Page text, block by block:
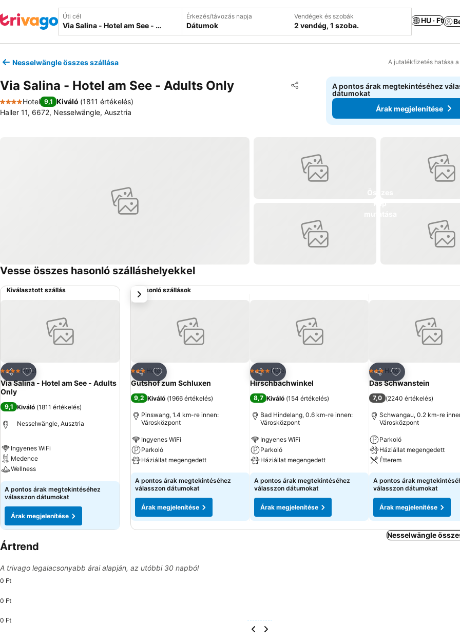
Úti cél Érkezés/távozás napja
Dátumok
Vendégek és szobák
2 vendég, 1 szoba.
HU · Ft
Nesselwängle összes szállása A jutalékfizetés hatása
Via Salina - Hotel am See - Adults Only Megosztás
Hozzáadás a kedvencekhez
4 Kategória
Hotel 9,1 Kiváló (1811 értékelés)
Haller 11, 6672, Nesselwängle, Ausztria
A pontos árak megtekintéséhez
dátumokat
Árak megjelenítése
Vesse összes hasonló szálláshelyekkel
Kiválasztott szállás
Megosztás
Hozzáadás a kedvencekhez
4 Kategória
Hotel
Via Salina - Hotel am See - Adults
Only
9,1 Kiváló (1811 értékelés)
Nesselwängle, Ausztria
Ingyenes WiFi
Medence
Wellness
A pontos árak megtekintéséhez
válasszon dátumokat
Árak megjelenítése
Hasonló szállások
Megosztás
Hozzáadás a kedvencekhez
3 Kategória
Hotel
Gutshof zum Schluxen
9,2 Kiváló (1966 értékelés)
Pinswang, 1.4 km-re innen:
Városközpont
Ingyenes WiFi
Parkoló
Háziállat megengedett
A pontos árak megtekintéséhez
válasszon dátumokat
Árak megjelenítése
Megosztás
Hozzáadás a kedvencekhez
4 Kategória
Hotel
Hirschbachwinkel
8,7 Kiváló (154 értékelés)
Bad Hindelang, 0.6 km-re innen:
Városközpont
Ingyenes WiFi
Parkoló
Háziállat megengedett
A pontos árak megtekintéséhez
válasszon dátumokat
Árak megjelenítése
Megosztás
Hozzáadás a
3 Kategória
Hotel
Das Schwanstein
7,0 (2240 értékelés)
Schwangau, 0.2 km-re
Városközpont
Parkoló
Háziállat megengedett
Étterem
A pontos árak
válasszon dátumokat
Árak megjelenítése
következő
Nesselwängle
Ártrend
A trivago legalacsonyabb árai alapján, az utóbbi 30 napból
0 Ft
0 Ft
0 Ft